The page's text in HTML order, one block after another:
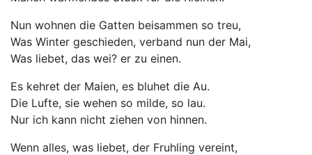
Nun wohnen die Gatten beisammen so treu,
Was Winter geschieden, verband nun der Mai,
Was liebet, das wei? er zu einen.
Es kehret der Maien, es bluhet die Au.
Die Lufte, sie wehen so milde, so lau.
Nur ich kann nicht ziehen von hinnen.
Wenn alles, was liebet, der Fruhling vereint,